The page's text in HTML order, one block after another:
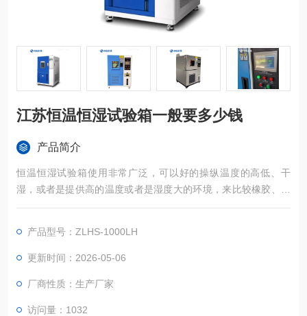
江苏恒温恒湿试验箱一般要多少钱
产品简介
恒温恒湿试验箱使用非常广泛，可以好的操纵温度的高低、干
湿，或者是提供高的温度或者是湿度大的环境，来比较橡胶、塑
料测试前后的材质变化及强力的减衰程度，还能够模拟出货柜环
情形，专门试验各种材料耐热、耐寒、耐干、耐湿性能。适合电
子、电器、食品、车辆、金属、化学、建材等工厂之用。
产品型号：ZLHS-1000LH
更新时间：2026-05-06
厂商性质：生产厂家
访问量：1032